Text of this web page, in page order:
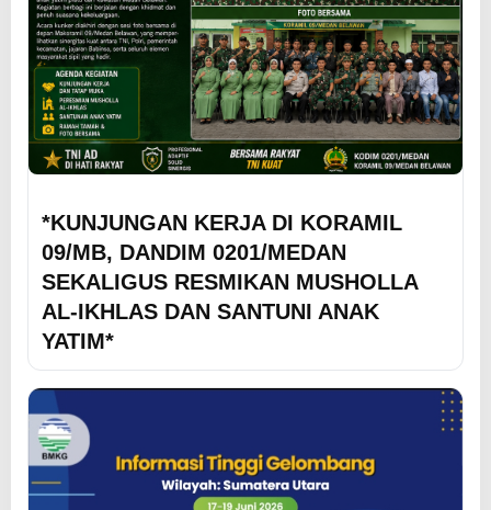
*KUNJUNGAN KERJA DI KORAMIL
09/MB, DANDIM 0201/MEDAN
SEKALIGUS RESMIKAN MUSHOLLA
AL-IKHLAS DAN SANTUNI ANAK
YATIM*